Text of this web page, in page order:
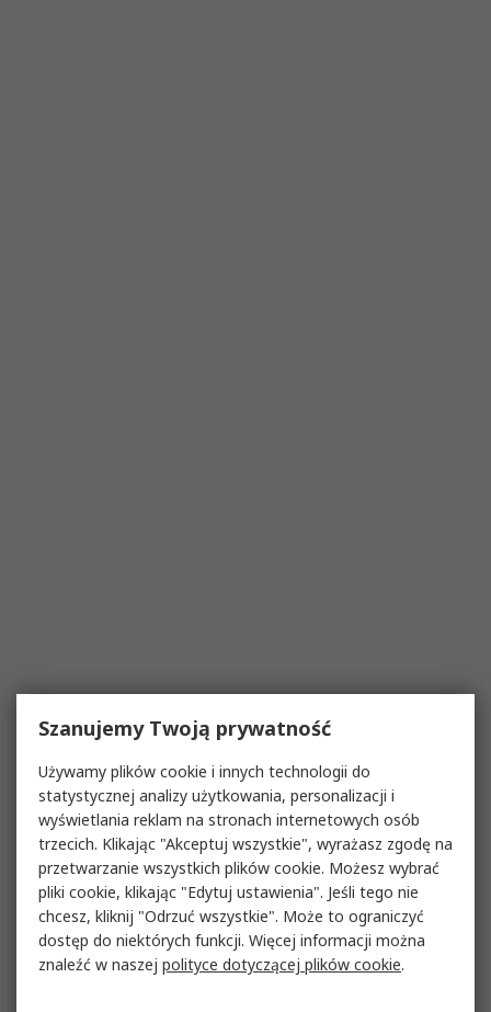
Szanujemy Twoją prywatność
Używamy plików cookie i innych technologii do
statystycznej analizy użytkowania, personalizacji i
wyświetlania reklam na stronach internetowych osób
trzecich. Klikając "Akceptuj wszystkie", wyrażasz zgodę na
przetwarzanie wszystkich plików cookie. Możesz wybrać
pliki cookie, klikając "Edytuj ustawienia". Jeśli tego nie
chcesz, kliknij "Odrzuć wszystkie". Może to ograniczyć
dostęp do niektórych funkcji. Więcej informacji można
znaleźć w naszej polityce dotyczącej plików cookie.